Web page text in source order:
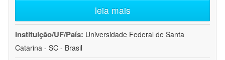
leia mais
Instituição/UF/País: Universidade Federal de Santa
Catarina - SC - Brasil